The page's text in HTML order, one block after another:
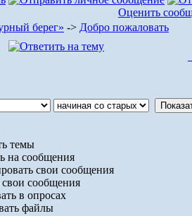
Оценить
берег» -> Добро пожаловать
темы
на сообщения
свои сообщения
свои сообщения
в опросах
файлы